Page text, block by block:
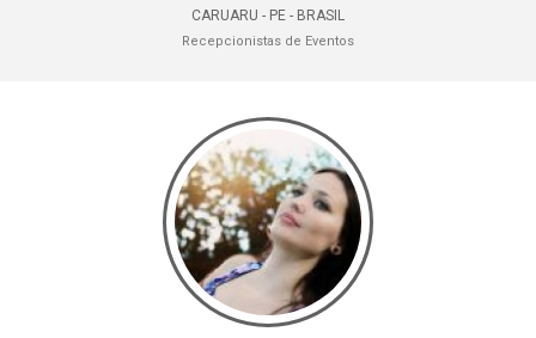
CARUARU - PE - BRASIL
Recepcionistas de Eventos